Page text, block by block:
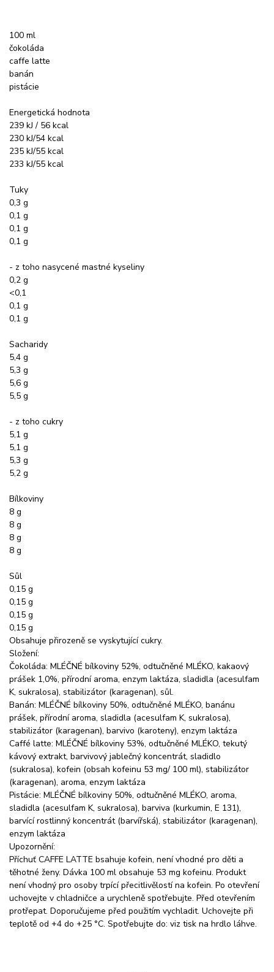
100 ml
čokoláda
caffe latte
banán
pistácie
Energetická hodnota
239 kJ / 56 kcal
230 kJ/54 kcal
235 kJ/55 kcal
233 kJ/55 kcal
Tuky
0,3 g
0,1 g
0,1 g
0,1 g
- z toho nasycené mastné kyseliny
0,2 g
<0,1
0,1 g
0,1 g
Sacharidy
5,4 g
5,3 g
5,6 g
5,5 g
- z toho cukry
5,1 g
5,1 g
5,3 g
5,2 g
Bílkoviny
8 g
8 g
8 g
8 g
Sůl
0,15 g
0,15 g
0,15 g
0,15 g
Obsahuje přirozeně se vyskytující cukry.
Složení:
Čokoláda: MLÉČNÉ bílkoviny 52%, odtučněné MLÉKO, kakaový
prášek 1,0%, přírodní aroma, enzym laktáza, sladidla (acesulfam
K, sukralosa), stabilizátor (karagenan), sůl.
Banán: MLÉČNÉ bílkoviny 50%, odtučněné MLÉKO, banánu
prášek, přírodní aroma, sladidla (acesulfam K, sukralosa),
stabilizátor (karagenan), barvivo (karoteny), enzym laktáza
Caffé latte: MLÉČNÉ bílkoviny 53%, odtučněné MLÉKO, tekutý
kávový extrakt, barvivový jablečný koncentrát, sladidlo
(sukralosa), kofein (obsah kofeinu 53 mg/ 100 ml), stabilizátor
(karagenan), aroma, enzym laktáza
Pistácie: MLÉČNÉ bílkoviny 50%, odtučněné MLÉKO, aroma,
sladidla (acesulfam K, sukralosa), barviva (kurkumin, E 131),
barvící rostlinný koncentrát (barvířská), stabilizátor (karagenan),
enzym laktáza
Upozornění:
Příchuť CAFFE LATTE bsahuje kofein, není vhodné pro děti a
těhotné ženy. Dávka 100 ml obsahuje 53 mg kofeinu. Produkt
není vhodný pro osoby trpící přecitlivělostí na kofein. Po otevření
uchovejte v chladničce a urychleně spotřebujte. Před otevřením
protřepat. Doporučujeme před použitím vychladit. Uchovejte při
teplotě od +4 do +25 °C. Spotřebujte do: viz tisk na hrdlo láhve.